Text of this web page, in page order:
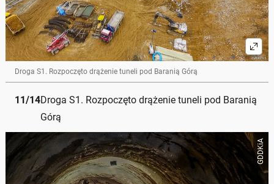
Droga S1. Rozpoczęto drążenie tuneli pod Baranią Górą
11/14Droga S1. Rozpoczęto drążenie tuneli pod Baranią
Górą
GDDKiA